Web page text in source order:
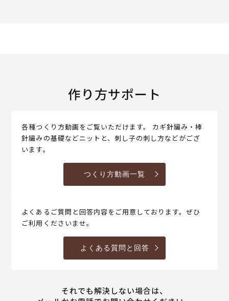
作り方サポート
各種つくり方動画をご覧いただけます。 カギ針編み・棒
針編みの基礎などニットと、刺し子の刺し方などがござ
います。
つくり方動画一覧
よくあるご質問と回答内容をご用意しております。ぜひ
ご利用くださいませ。
よくある質問と回答
それでも解決しない場合は、